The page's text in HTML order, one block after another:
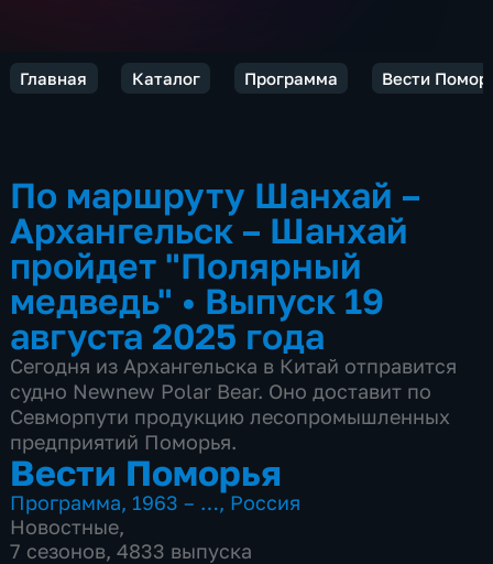
Главная Каталог Программа Вести
По маршруту Шанхай –
Архангельск – Шанхай
пройдет "Полярный
медведь" • Выпуск 19
августа 2025 года
Сегодня из Архангельска в Китай отправится
судно Newnew Polar Bear. Оно доставит по
Севморпути продукцию лесопромышленных
предприятий Поморья.
Вести Поморья
Программа, 1963 – …, Россия
Новостные,
7 сезонов, 4833 выпуска